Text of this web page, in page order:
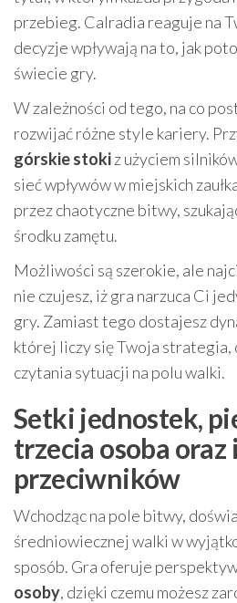
przebieg. Calradia reaguje na
decyzje wpływają na to, jak
świecie gry.
W zależności od tego, na co
rozwijać różne style kariery.
górskie stokiz użyciem
sieć wpływów w miejskich
przez chaotyczne bitwy,
środku zamętu.
Możliwości są szerokie, ale
nie czujesz, iż gra narzuca Ci
gry. Zamiast tego dostajesz
której liczy się Twoja strategia,
czytania sytuacji na polu walki.
Setki jednostek,
trzecia osoba
przeciwników
Wchodząc na pole bitwy,
średniowiecznej walki w
sposób. Gra oferuje
osoby, dzięki czemu możesz